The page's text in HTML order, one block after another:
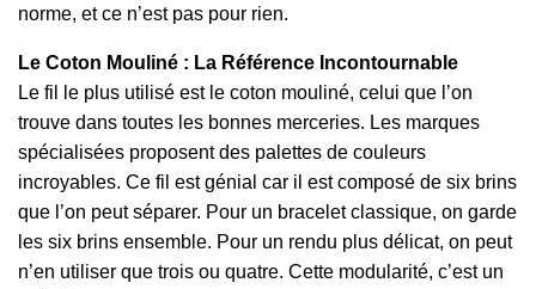
norme, et ce n’est pas pour rien.
Le Coton Mouliné : La Référence Incontournable
Le fil le plus utilisé est le coton mouliné, celui que l’on
trouve dans toutes les bonnes merceries. Les marques
spécialisées proposent des palettes de couleurs
incroyables. Ce fil est génial car il est composé de six brins
que l’on peut séparer. Pour un bracelet classique, on garde
les six brins ensemble. Pour un rendu plus délicat, on peut
n’en utiliser que trois ou quatre. Cette modularité, c’est un